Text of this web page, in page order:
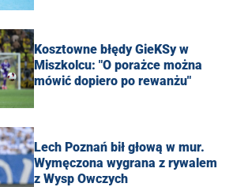
Kosztowne błędy GieKSy w
Miszkolcu: "O porażce można
mówić dopiero po rewanżu"
Lech Poznań bił głową w mur.
Wymęczona wygrana z rywalem
z Wysp Owczych